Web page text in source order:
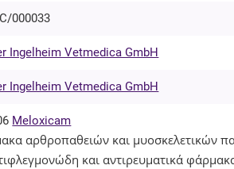
000033
Ingelheim Vetmedica GmbH
Ingelheim Vetmedica GmbH
Meloxicam
αρθροπαθειών και μυοσκελετικών
και αντιρευματικά